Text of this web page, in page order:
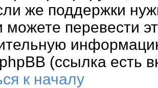
же поддержки
можете перевести
(ссылка есть
к началу